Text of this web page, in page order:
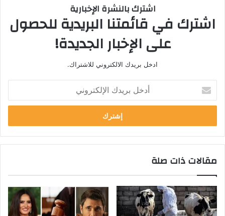
اشترك بالنشرة الإخبارية
اشترك في قائمتنا البريدية للحصول
على الإخبار الجديدة!
ادخل بريدك الالكتروني للاشتراك.
خ
ب
ر
د
ا
ل
إ
ل
مقالات ذات صلة